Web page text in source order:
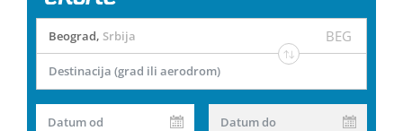
Beograd, Srbija BEG
Destinacija (grad ili aerodrom)
Datum od Datum do